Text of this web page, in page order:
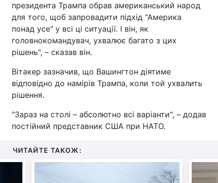
президента Трампа обрав американський народ
для того, щоб запровадити підхід "Америка
понад усе" у всі ці ситуації. І він, як
головнокомандувач, ухвалює багато з цих
рішень", – сказав він.
Вітакер зазначив, що Вашингтон діятиме
відповідно до намірів Трампа, коли той ухвалить
рішення.
"Зараз на столі – абсолютно всі варіанти", – додав
постійний представник США при НАТО.
ЧИТАЙТЕ ТАКОЖ: